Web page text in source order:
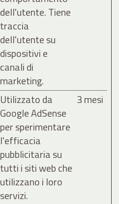
dell'utente. Tiene
traccia
dell'utente su
dispositivi e
canali di
marketing.
Utilizzato da
Google AdSense
per sperimentare
l'efficacia
pubblicitaria su
tutti i siti web che
utilizzano i loro
servizi.
3 mesi